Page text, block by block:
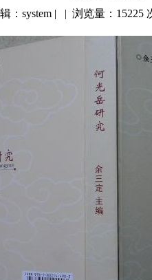
：system | | 浏览量：15225